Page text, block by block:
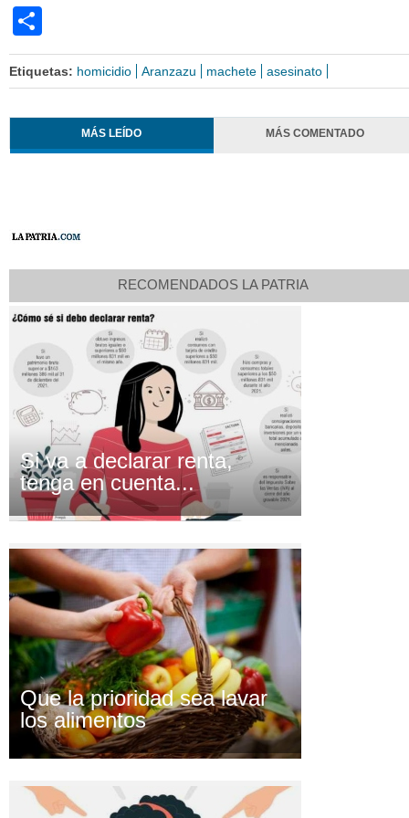
Etiquetas: homicidio Aranzazu machete asesinato
MÁS LEÍDO MÁS COMENTADO
RECOMENDADOS LA PATRIA
Si va a declarar renta,
tenga en cuenta...
Que la prioridad sea lavar
los alimentos